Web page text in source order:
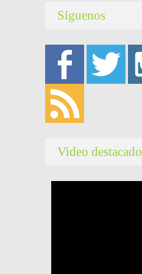
Síguenos
Video destacado